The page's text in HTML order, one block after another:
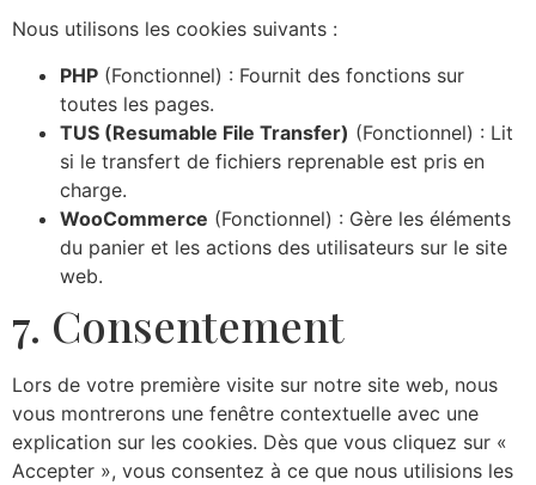
Nous utilisons les cookies suivants :
PHP (Fonctionnel) : Fournit des fonctions sur
toutes les pages.
TUS (Resumable File Transfer) (Fonctionnel) : Lit
si le transfert de fichiers reprenable est pris en
charge.
WooCommerce (Fonctionnel) : Gère les éléments
du panier et les actions des utilisateurs sur le site
web.
7. Consentement
Lors de votre première visite sur notre site web, nous
vous montrerons une fenêtre contextuelle avec une
explication sur les cookies. Dès que vous cliquez sur «
Accepter », vous consentez à ce que nous utilisions les